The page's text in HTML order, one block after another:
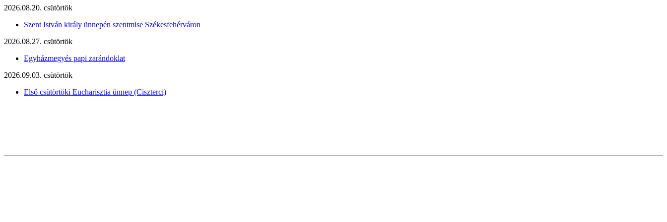
2026.08.20. csütörtök
Szent István király ünnepén szentmise Székesfehérváron
2026.08.27. csütörtök
Egyházmegyés papi zarándoklat
2026.09.03. csütörtök
Első csütörtöki Eucharisztia ünnep (Ciszterci)